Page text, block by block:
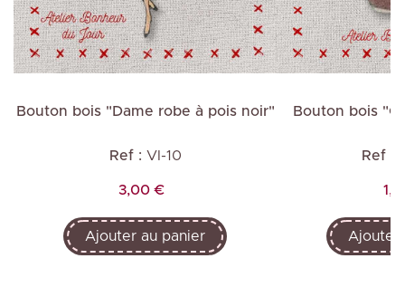
Bouton bois "Dame robe à pois noir"
Ref : VI-10
Prix
3,00 €
Ajouter au panier
Bouton bois
Ref :
Ajouter